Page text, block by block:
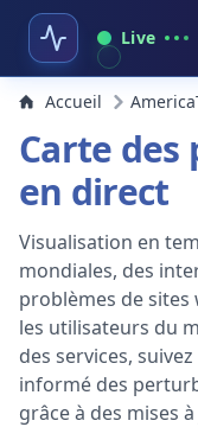
Live
Accueil
Carte des
en direct
Visualisation en
mondiales, des
problèmes de sites
les utilisateurs du
des services,
informé des
grâce à des mises